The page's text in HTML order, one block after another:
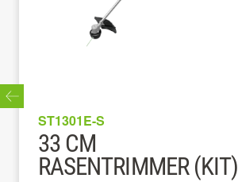
ST1301E-S
33 CM
RASENTRIMMER (KIT)